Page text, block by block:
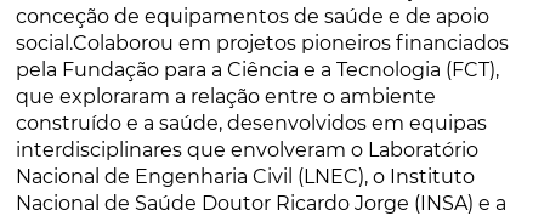
conceção de equipamentos de saúde e de apoio
social.Colaborou em projetos pioneiros financiados
pela Fundação para a Ciência e a Tecnologia (FCT),
que exploraram a relação entre o ambiente
construído e a saúde, desenvolvidos em equipas
interdisciplinares que envolveram o Laboratório
Nacional de Engenharia Civil (LNEC), o Instituto
Nacional de Saúde Doutor Ricardo Jorge (INSA) e a